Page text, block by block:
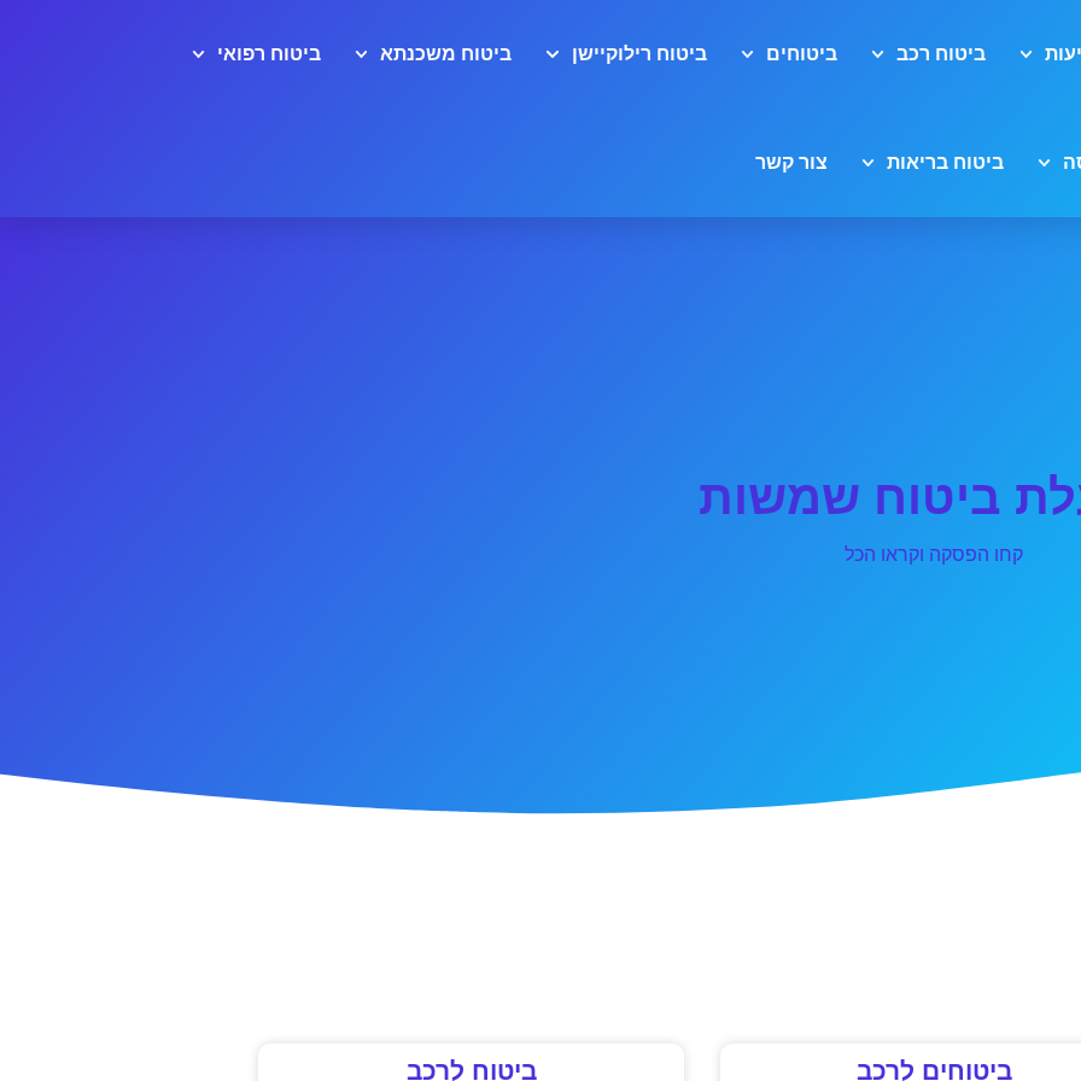
ביטוח רכב ביטוחים ביטוח רילוקיישן ביטוח משכנתא ביטוח רפואי
ביטוח בריאות צור קשר
ביטוח שמשות
קחו הפסקה וקראו הכל
ביטוחים לרכב ביטוח לרכב